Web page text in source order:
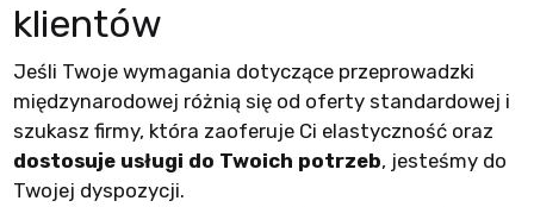
klientów
Jeśli Twoje wymagania dotyczące przeprowadzki
międzynarodowej różnią się od oferty standardowej i
szukasz firmy, która zaoferuje Ci elastyczność oraz
dostosuje usługi do Twoich potrzeb, jesteśmy do
Twojej dyspozycji.